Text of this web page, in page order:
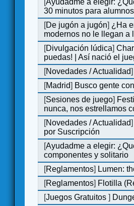
[Ayudadme a elegir:
30 minutos para
[De jugón a jugón] ¿Ha
modernos no le llegan a
[Divulgación lúdica]
puedas! | Así nació el
[Novedades / Actualidad]
[Madrid] Busco gente
[Sesiones de juego]
nunca, nos estrellamos
[Novedades / Actualidad]
por Suscripción
[Ayudadme a elegir:
componentes y solitario
[Reglamentos] Lumen:
[Reglamentos] Flotilla
[Juegos Gratuitos]